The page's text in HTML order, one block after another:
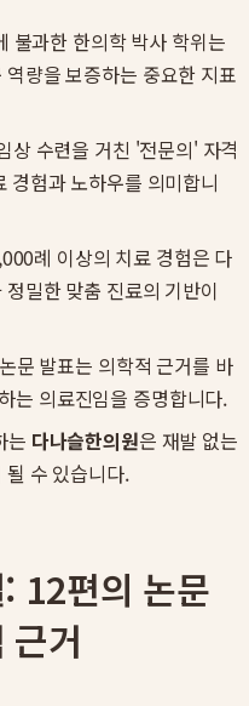
불과한 한의학 박사 학위는
량을 보증하는 중요한 지표
상 수련을 거친 '전문의' 자격
경험과 노하우를 의미합니
례 이상의 치료 경험은 다
밀한 맞춤 진료의 기반이
문 발표는 의학적 근거를 바
는 의료진임을 증명합니다.
는 다나슬한의원은 재발 없는
수 있습니다.
12편의 논문
근거